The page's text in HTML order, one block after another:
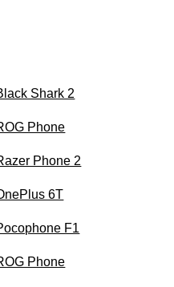
Shark 2
Phone
Phone 2
6T
F1
Phone